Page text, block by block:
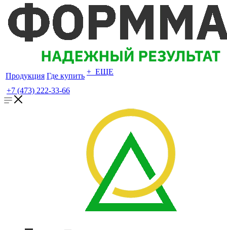
Продукция Где купить + ЕЩЕ
+7 (473) 222-33-66